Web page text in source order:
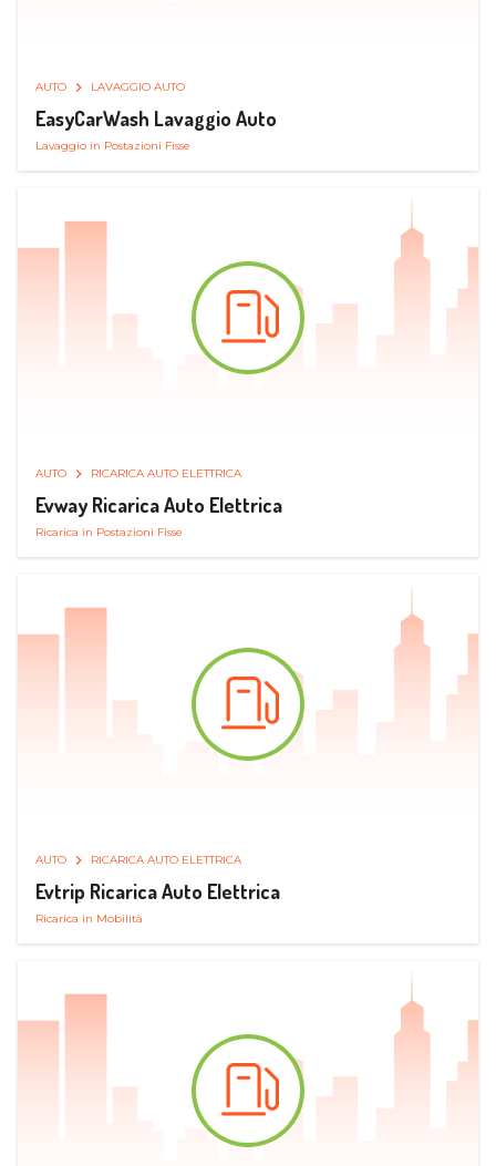
AUTO LAVAGGIO AUTO
EasyCarWash Lavaggio Auto
Lavaggio in Postazioni Fisse
AUTO RICARICA AUTO ELETTRICA
Evway Ricarica Auto Elettrica
Ricarica in Postazioni Fisse
AUTO RICARICA AUTO ELETTRICA
Evtrip Ricarica Auto Elettrica
Ricarica in Mobilità